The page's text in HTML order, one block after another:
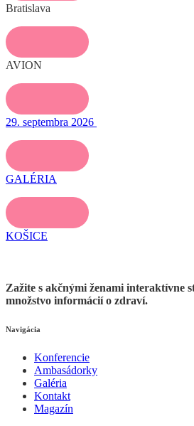
Bratislava
AVION
29. septembra 2026
GALÉRIA
KOŠICE
Zažite s akčnými ženami interaktívne
množstvo informácií o zdraví.
Navigácia
Konferencie
Ambasádorky
Galéria
Kontakt
Magazín